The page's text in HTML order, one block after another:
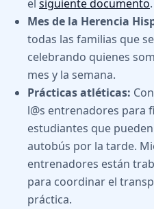
el siguiente documento.
Mes de la Herencia
todas las familias que
celebrando quienes
mes y la semana.
Prácticas atléticas:
l@s entrenadores para
estudiantes que
autobús por la tarde.
entrenadores están
para coordinar el
práctica.